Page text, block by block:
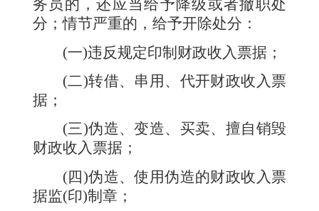
务员的，还应当给予降级或者撤职处
分；情节严重的，给予开除处分：
(一)违反规定印制财政收入票据；
(二)转借、串用、代开财政收入票
据；
(三)伪造、变造、买卖、擅自销毁
财政收入票据；
(四)伪造、使用伪造的财政收入票
据监(印)制章；